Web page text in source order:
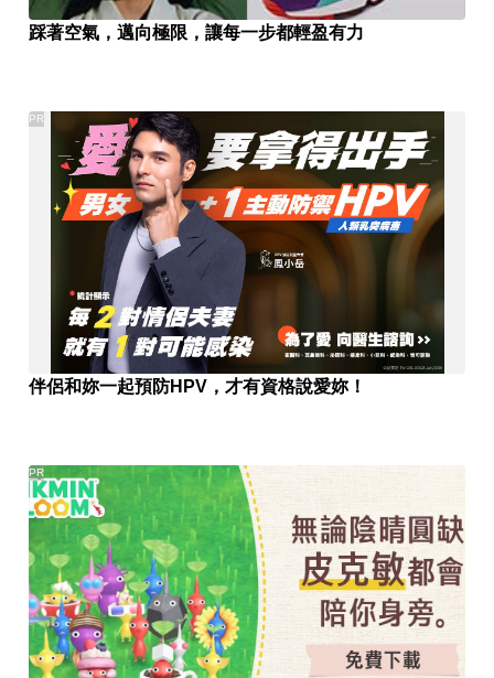
踩著空氣，邁向極限，讓每一步都輕盈有力
伴侶和妳一起預防HPV，才有資格說愛妳！
PR
PR